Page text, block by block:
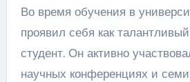
Во время обучения в
проявил себя как
студент. Он активно
научных конференциях и